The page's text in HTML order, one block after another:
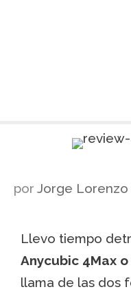
por Jorge Lorenzo
Llevo tiempo
Anycubic 4Max
llama de las dos